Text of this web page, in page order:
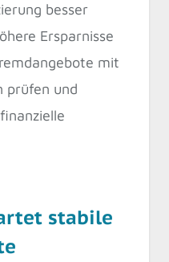
besser
Ersparnisse
mit
prüfen und
stabile